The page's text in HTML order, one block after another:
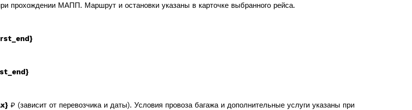
прохождении МАПП. Маршрут и остановки указаны в карточке выбранного рейса.
₽ (зависит от перевозчика и даты). Условия провоза багажа и дополнительные услуги указаны при